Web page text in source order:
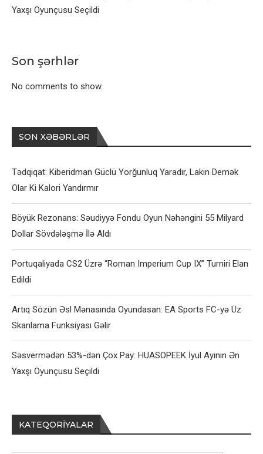
Yaxşı Oyunçusu Seçildi
Son şərhlər
No comments to show.
SON XƏBƏRLƏR
Tədqiqat: Kiberidman Güclü Yorğunluq Yaradır, Lakin Demək
Olar Ki Kalori Yandırmır
Böyük Rezonans: Səudiyyə Fondu Oyun Nəhəngini 55 Milyard
Dollar Sövdələşmə İlə Aldı
Portuqaliyada CS2 Üzrə “Roman Imperium Cup IX” Turniri Elan
Edildi
Artıq Sözün Əsl Mənasında Oyundasan: EA Sports FC-yə Üz
Skanlama Funksiyası Gəlir
Səsvermədən 53%-dən Çox Pay: HUASOPEEK İyul Ayının Ən
Yaxşı Oyunçusu Seçildi
KATEQORIYALAR